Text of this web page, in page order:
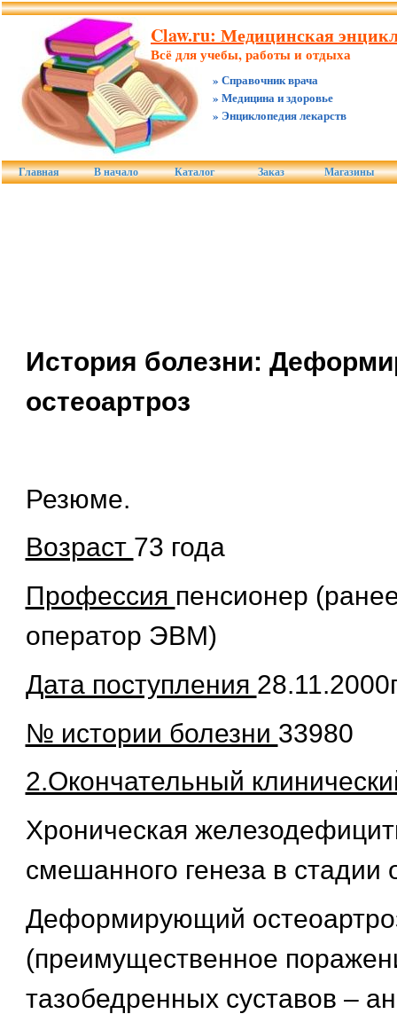
Claw.ru: Медицинская
Всё для учебы, работы и отдыха
» Справочник врача
» Медицина и здоровье
» Энциклопедия лекарств
Главная В начало Каталог Заказ Магазины
История болезни:
остеоартроз
Резюме.
Возраст 73 года
Профессия пенсионер
оператор ЭВМ)
Дата поступления
№ истории болезни 33980
2.Окончательный
Хроническая
смешанного генеза в стадии
Деформирующий
(преимущественное
тазобедренных суставов –